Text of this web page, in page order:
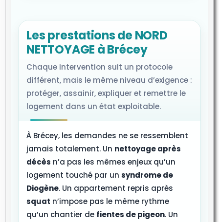
Les prestations de NORD
NETTOYAGE à Brécey
Chaque intervention suit un protocole
différent, mais le même niveau d’exigence :
protéger, assainir, expliquer et remettre le
logement dans un état exploitable.
À Brécey, les demandes ne se ressemblent
jamais totalement. Un nettoyage après
décès n’a pas les mêmes enjeux qu’un
logement touché par unsyndrome de
Diogène. Un appartement repris après
squat n’impose pas le même rythme
qu’un chantier de fientes de pigeon. Un